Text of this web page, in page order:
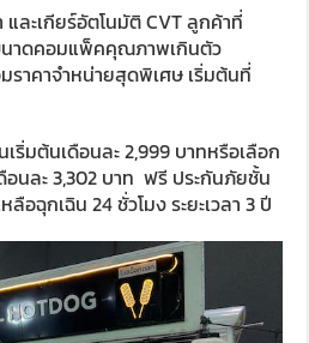
ละเกียร์อัตโนมัติ CVT ลูกค้าที่
นาดคอมแพ็คคุณภาพเกินตัว
ราคาจำหน่ายสุดพิเศษ เริ่มต้นที่
ริ่มต้นเดือนละ 2,999 บาทหรือเลือก
นละ 3,302 บาท ฟรี ประกันภัยชั้น
อฉุกเฉิน 24 ชั่วโมง ระยะเวลา 3 ปี